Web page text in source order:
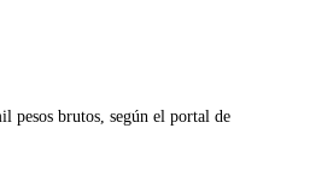
pesos brutos, según el portal de